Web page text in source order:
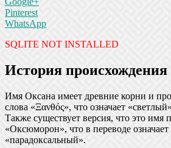
Pinterest
WhatsApp
SQLITE NOT INSTALLED
История
Имя Оксана имеет древние корни и
слова «Ξανθός», что означает
Также существует версия, что это имя
«Оксюморон», что в переводе
«парадоксальный».